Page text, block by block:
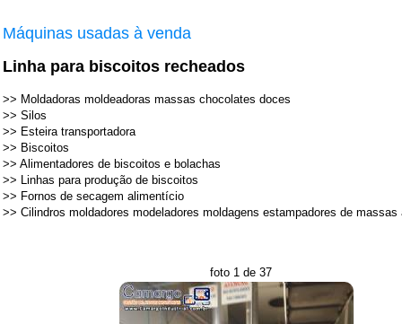
Máquinas usadas à venda
Linha para biscoitos recheados
>> Moldadoras moldeadoras massas chocolates doces
>> Silos
>> Esteira transportadora
>> Biscoitos
>> Alimentadores de biscoitos e bolachas
>> Linhas para produção de biscoitos
>> Fornos de secagem alimentício
>> Cilindros moldadores modeladores moldagens estampadores de
foto 1 de 37